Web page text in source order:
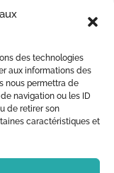
des technologies
aux informations des
nous permettra de
navigation ou les ID
de retirer son
caractéristiques et
| Réalisation :
de confidentialité